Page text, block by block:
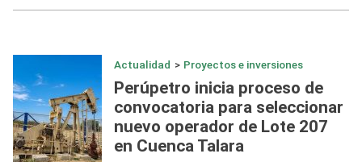
Actualidad > Proyectos e inversiones
Perúpetro inicia proceso de
convocatoria para seleccionar
nuevo operador de Lote 207
en Cuenca Talara